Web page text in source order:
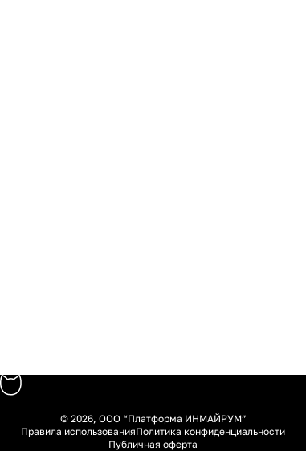
© 2026, ООО “Платформа ИНМАЙРУМ”
Правила использованияПолитика конфиденциальности
Публичная оферта